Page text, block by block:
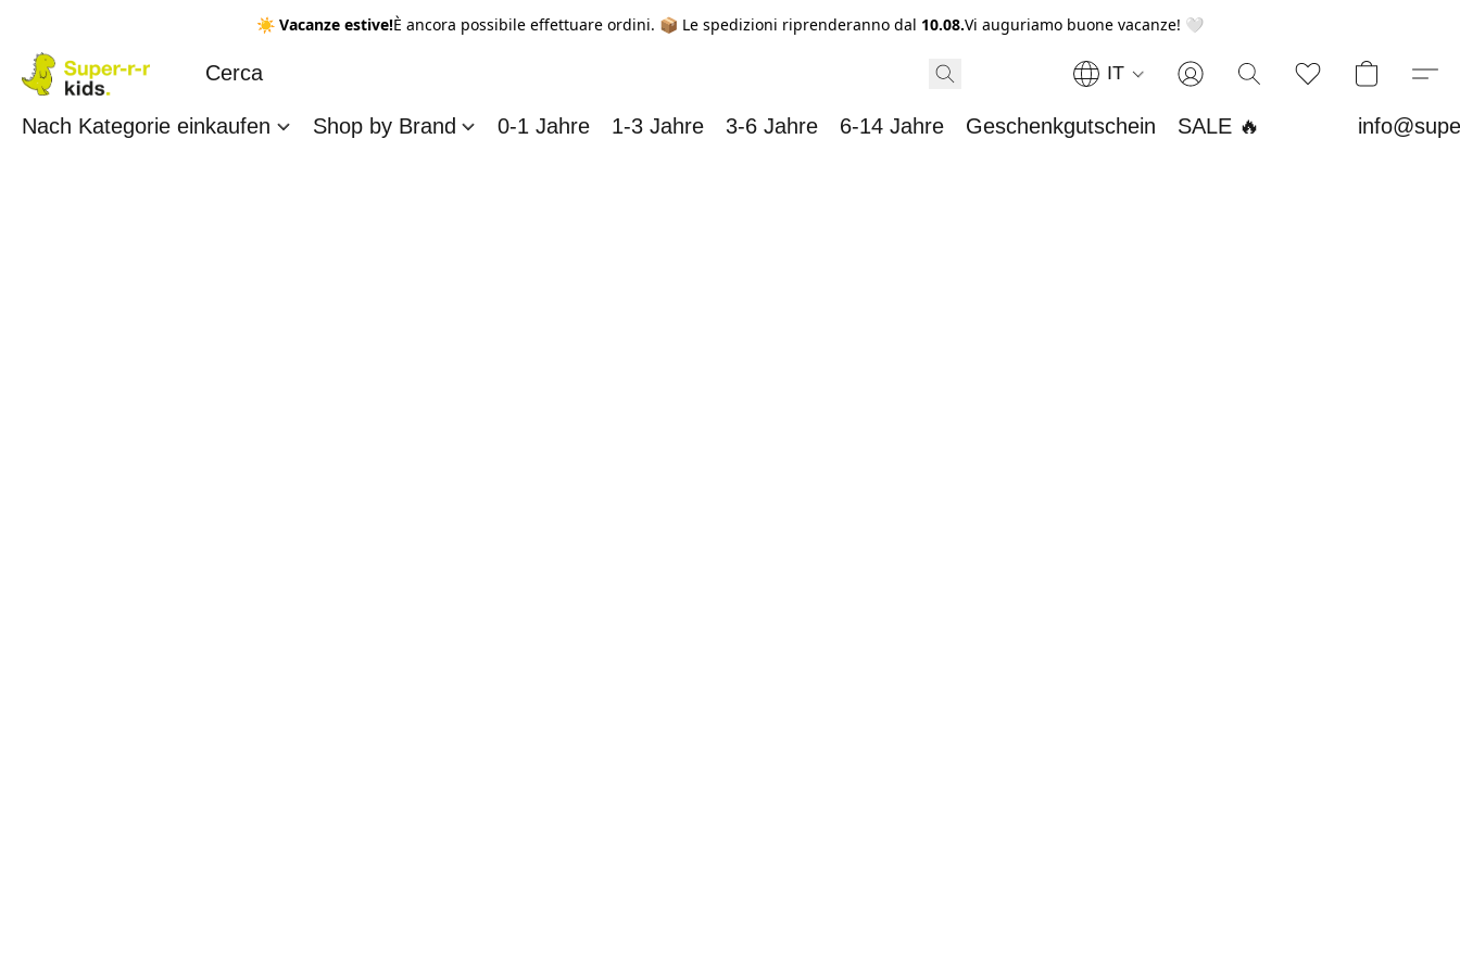
☀️ Vacanze estive!È ancora possibile effettuare ordini. 📦 Le spedizioni riprenderanno dal 10.08.Vi auguriamo buone vacanze! 🤍
IT
Nach Kategorie einkaufen Shop by Brand 0-1 Jahre 1-3 Jahre 3-6 Jahre 6-14 Jahre Geschenkgutschein SALE 🔥